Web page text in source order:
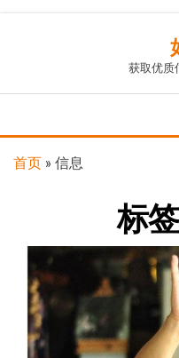
content
获取优质
首页 » 信息
标